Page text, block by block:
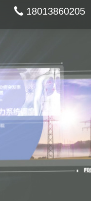
18013860205